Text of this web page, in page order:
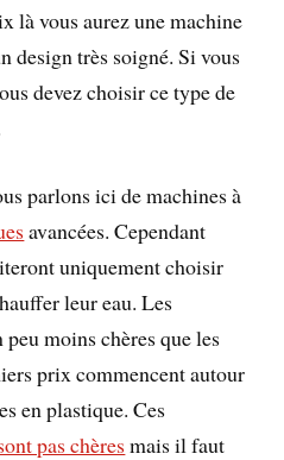
là vous aurez une machine
design très soigné. Si vous
devez choisir ce type de
parlons ici de machines à
avancées. Cependant
uniquement choisir
leur eau. Les
moins chères que les
prix commencent autour
en plastique. Ces
pas chères mais il faut